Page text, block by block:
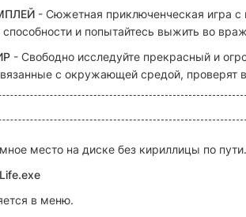
- Сюжетная приключенческая игра
и попытайтесь выжить во
- Свободно исследуйте прекрасный и
с окружающей средой, проверят
место на диске без кириллицы по пути.
в меню.